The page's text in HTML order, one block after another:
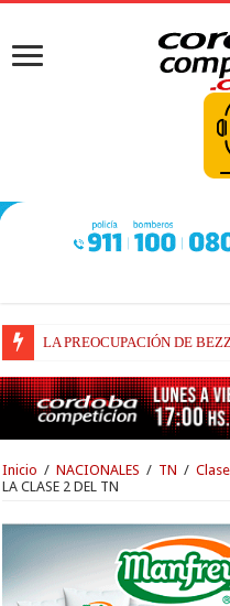
LA PREOCUPACIÓN DE
BEZZECCHI, RECUPERADO
Inicio / NACIONALES / TN /
LA CLASE 2 DEL TN